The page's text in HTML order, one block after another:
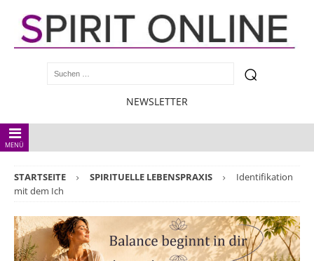
NEWSLETTER
MENÜ
STARTSEITE SPIRITUELLE LEBENSPRAXIS
Identifikation
mit dem Ich